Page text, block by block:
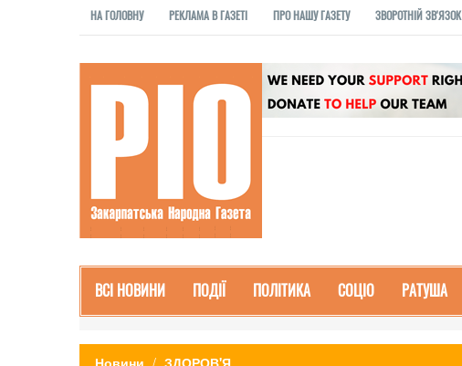
НА ГОЛОВНУ РЕКЛАМА В ГАЗЕТІ ПРО НАШУ ГАЗЕТУ ЗВОРОТНІЙ ЗВ'ЯЗОК
ВСІ НОВИНИ ПОДІЇ ПОЛІТИКА СОЦІО РАТУША
Новини ЗДОРОВ'Я